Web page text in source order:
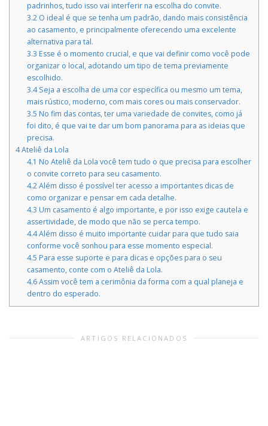
padrinhos, tudo isso vai interferir na escolha do convite.
3.2O ideal é que se tenha um padrão, dando mais consistência
ao casamento, e principalmente oferecendo uma excelente
alternativa para tal.
3.3 Esse é o momento crucial, e que vai definir como você pode
organizar o local, adotando um tipo de tema previamente
escolhido.
3.4Seja a escolha de uma cor específica ou mesmo um tema,
mais rústico, moderno, com mais cores ou mais conservador.
3.5 No fim das contas, ter uma variedade de convites, como já
foi dito, é que vai te dar um bom panorama para as ideias que
precisa.
4Ateliê da Lola
4.1 No Ateliê da Lola você tem tudo o que precisa para escolher
o convite correto para seu casamento.
4.2Além disso é possível ter acesso a importantes dicas de
como organizar e pensar em cada detalhe.
4.3 Um casamento é algo importante, e por isso exige cautela e
assertividade, de modo que não se perca tempo.
4.4Além disso é muito importante cuidar para que tudo saia
conforme você sonhou para esse momento especial.
4.5 Para esse suporte e para dicas e opções para o seu
casamento, conte com o Ateliê da Lola.
4.6Assim você tem a cerimônia da forma com a qual planeja e
dentro do esperado.
ARTIGOS RELACIONADOS